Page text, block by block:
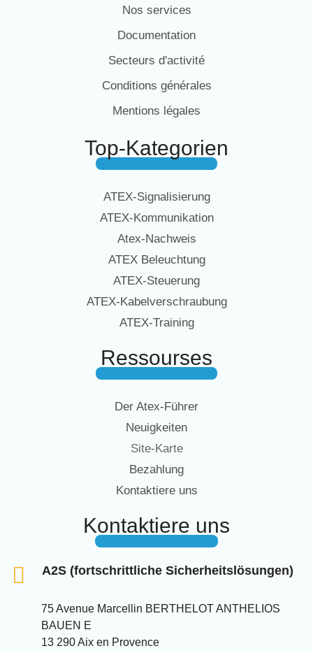
Nos services
Documentation
Secteurs d'activité
Conditions générales
Mentions légales
Top-Kategorien
ATEX-Signalisierung
ATEX-Kommunikation
Atex-Nachweis
ATEX Beleuchtung
ATEX-Steuerung
ATEX-Kabelverschraubung
ATEX-Training
Ressourses
Der Atex-Führer
Neuigkeiten
Site-Karte
Bezahlung
Kontaktiere uns
Kontaktiere uns
A2S (fortschrittliche Sicherheitslösungen)
75 Avenue Marcellin BERTHELOT ANTHELIOS
BAUEN E
13 290 Aix en Provence